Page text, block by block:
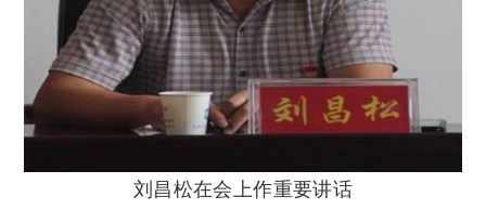
刘昌松在会上作重要讲话